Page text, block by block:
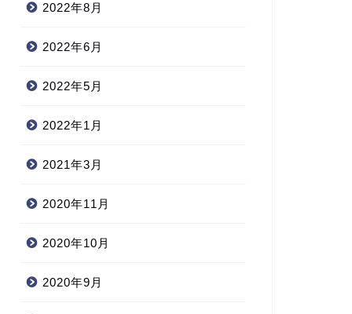
2022年8月
2022年6月
2022年5月
2022年1月
2021年3月
2020年11月
2020年10月
2020年9月